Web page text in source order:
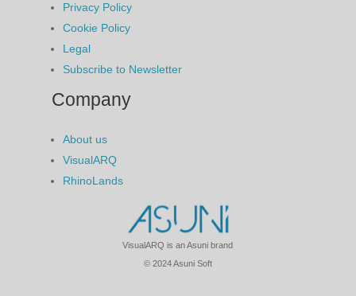
Privacy Policy
Cookie Policy
Legal
Subscribe to Newsletter
Company
About us
VisualARQ
RhinoLands
VisualARQ is an Asuni brand
© 2024 Asuni Soft